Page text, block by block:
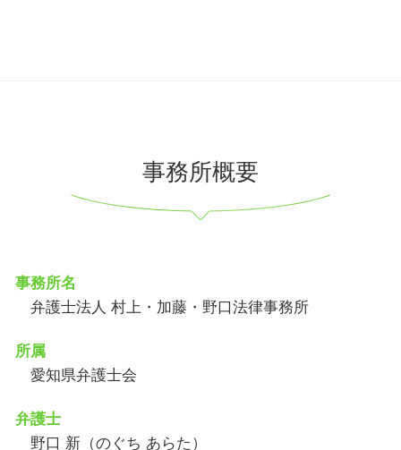
事務所概要
事務所名
弁護士法人 村上・加藤・野口法律事務所
所属
愛知県弁護士会
弁護士
野口 新（のぐち あらた）